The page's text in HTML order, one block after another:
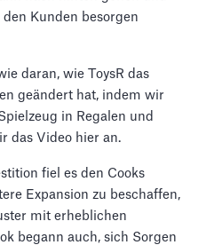
Kunden besorgen
daran, wie ToysR das
geändert hat, indem wir
in Regalen und
das Video hier an.
fiel es den Cooks
Expansion zu beschaffen,
mit erheblichen
begann auch, sich Sorgen